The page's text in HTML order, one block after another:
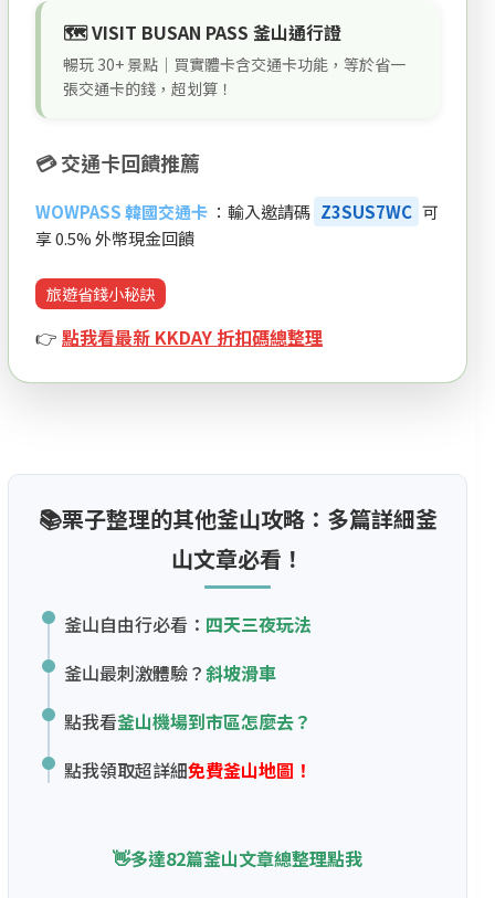
🗺️ VISIT BUSAN PASS 釜山通行證
暢玩 30+ 景點｜買實體卡含交通卡功能，等於省一
張交通卡的錢，超划算！
💳 交通卡回饋推薦
WOWPASS 韓國交通卡 ：輸入邀請碼 Z3SUS7WC 可
享 0.5% 外幣現金回饋
旅遊省錢小秘訣
👉 點我看最新 KKDAY 折扣碼總整理
📚栗子整理的其他釜山攻略：多篇詳細釜
山文章必看！
釜山自由行必看： 四天三夜玩法
釜山最刺激體驗？斜坡滑車
點我看釜山機場到市區怎麼去？
點我領取超詳細免費釜山地圖！
👋多達82篇釜山文章總整理點我